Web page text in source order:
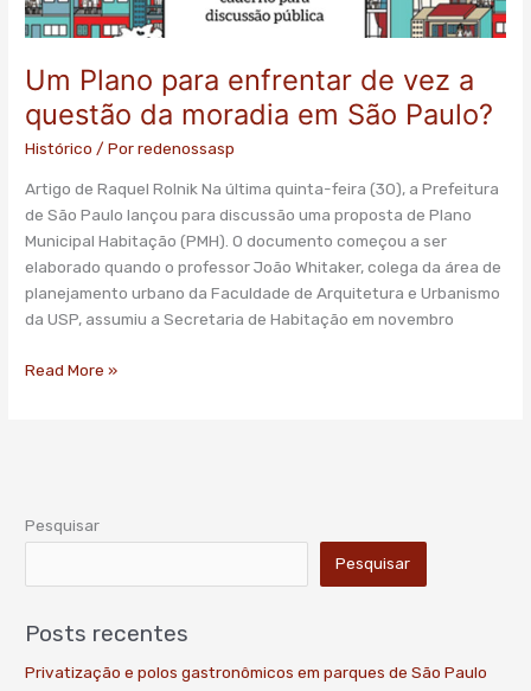
Um Plano para enfrentar de vez a
questão da moradia em São Paulo?
Histórico / Porredenossasp
Artigo de Raquel Rolnik Na última quinta-feira (30), a Prefeitura
de São Paulo lançou para discussão uma proposta de Plano
Municipal Habitação (PMH). O documento começou a ser
elaborado quando o professor João Whitaker, colega da área de
planejamento urbano da Faculdade de Arquitetura e Urbanismo
da USP, assumiu a Secretaria de Habitação em novembro
a
em
São
Paulo?
Read More »
Pesquisar
Pesquisar
Posts recentes
Privatização e polos gastronômicos em parques de São Paulo